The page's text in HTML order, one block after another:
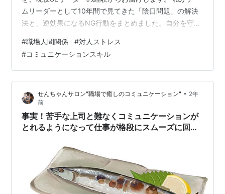
ムリーダーとして10年間で見てきた「陰口問題」の解決
法と、逆効果になるNG行動をまとめました。自分を守る
の記事では、 ✅ 陰口を言われやすい人の特徴 ✅ 陰口を
言う人の心理 ✅ 実践的な対処法8選 ✅ 職場ストレスの解
消法 をできるだけわかりやすくお伝えします。 まず知っ
ておきたい！職場で陰口を言われる原因【心理的背景】
陰口を言われやすい人の特徴 陰口を言う人の心理って？
職場で陰口を言われた…
#職場人間関係 #対人ストレス
#コミュニケーションスキル
せんちゃんサロン"職場で癒しのコミュニケーション" • 2年
前
事実！苦手な上司と難なくコミュニケーションが
とれるようになって仕事が格段にスムーズに回る